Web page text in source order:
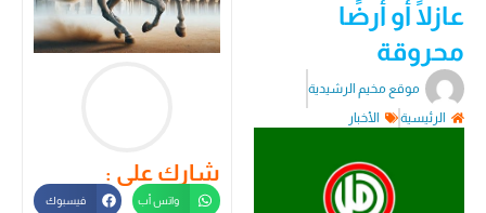
عازلًا أو أرضًا
محروقة
موقع مخيم الرشيدية
الرئيسية
الأخبار
شارك على :
واتس أب فيسبوك